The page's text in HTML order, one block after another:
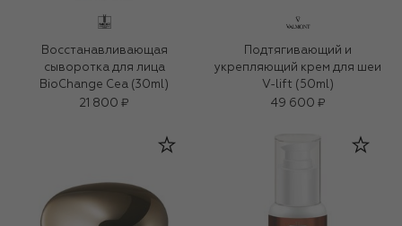
Восстанавливающая
сыворотка для лица
BioChange Cea (30ml)
21 800 ₽
Подтягивающий и
укрепляющий крем для шеи
V-lift (50ml)
49 600 ₽